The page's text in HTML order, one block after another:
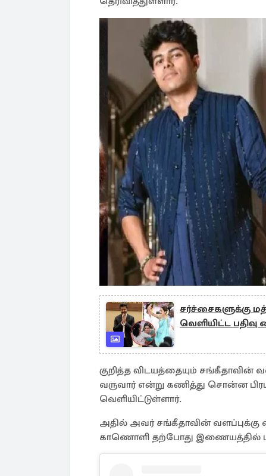
சர்ச்சைகளுக்கு
வெளியிட்ட
குறித்த விடயத்தையும் சங்கீதாவின்
வருவார் என்று கணித்து சொன்ன
வெளியிட்டுள்ளார்.
அதில் அவர் சங்கீதாவின் வளப்புக்கு
காணொளி தற்போது இணையத்தில்